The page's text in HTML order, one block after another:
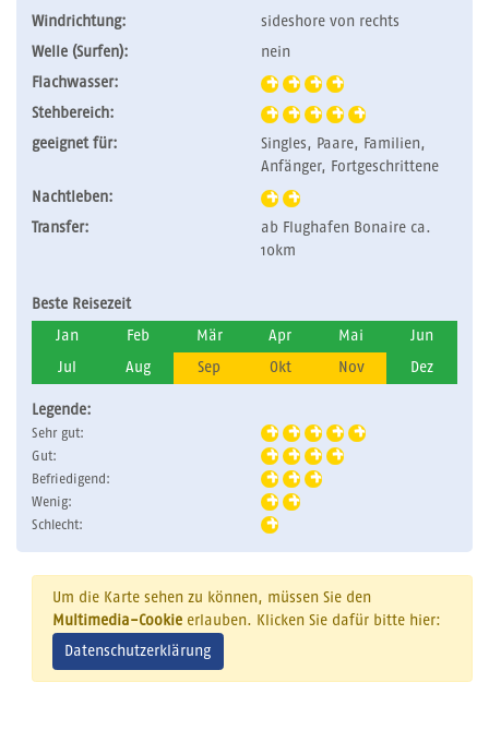
Windrichtung:
sideshore von rechts
Welle (Surfen):
nein
Flachwasser:
Stehbereich:
geeignet für:
Singles, Paare, Familien,
Anfänger, Fortgeschrittene
Nachtleben:
Transfer:
ab Flughafen Bonaire ca.
10km
Beste Reisezeit
Jan Feb Mär Apr Mai Jun
Jul Aug Sep Okt Nov Dez
Legende:
Sehr gut:
Gut:
Befriedigend:
Wenig:
Schlecht:
Um die Karte sehen zu können, müssen Sie den
Multimedia-Cookieerlauben. Klicken Sie dafür bitte hier:
Datenschutzerklärung